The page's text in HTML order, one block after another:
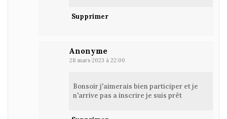
Supprimer
Anonyme
28 mars 2023 à 22:00
Bonsoir j'aimerais bien participer et je
n'arrive pas a inscrire je suis prêt